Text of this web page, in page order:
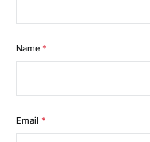
Name *
Email *